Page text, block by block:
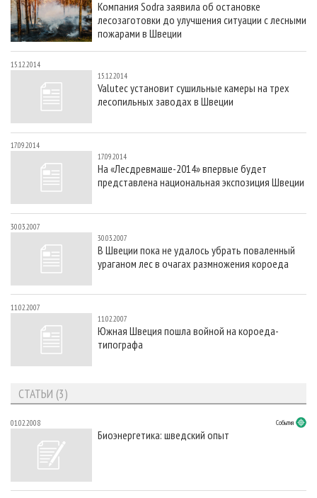
СУШКА ДРЕВЕСИНЫ
ПРОИЗВОДСТВО ДРЕВЕСНЫХ ПЛИТ
ДЕРЕВЯННОЕ ДОМОСТРОЕНИЕ
ПРОИЗВОДСТВО МЕБЕЛИ
БИОЭНЕРГЕТИКА
ЦБП
ИНСТРУМЕНТ И МАТЕРИАЛЫ
ПЕРСОНЫ
МОБИЛЬНЫЕ ВЫСТАВКИ
ПРИОРИТЕТНЫЕ ИНВЕСТПРОЕКТЫ
RUSSIAN FORESTRY REVIEW
ГАЗЕТА ЛЕСПРОМФОРУМ
БИБЛИОТЕКА СПЕЦИАЛИСТА
КОНТАКТЫ
РЕКЛАМА
РЕКЛАМА НА САЙТЕ
Компания Sоdra заявила об остановке
лесозаготовки до улучшения ситуации с лесными
пожарами в Швеции
15.12.2014
15.12.2014
Valutec установит сушильные камеры на трех
лесопильных заводах в Швеции
17.09.2014
17.09.2014
На «Лесдревмаше-2014» впервые будет
представлена национальная экспозиция Швеции
30.03.2007
30.03.2007
В Швеции пока не удалось убрать поваленный
ураганом лес в очагах размножения короеда
11.02.2007
11.02.2007
Южная Швеция пошла войной на короеда-
типографа
СТАТЬИ (3)
01.02.2008 События
Биоэнергетика: шведский опыт